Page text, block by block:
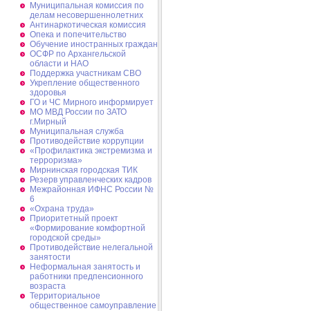
Муниципальная комиссия по
делам несовершеннолетних
Антинаркотическая комиссия
Опека и попечительство
Обучение иностранных граждан
ОСФР по Архангельской
области и НАО
Поддержка участникам СВО
Укрепление общественного
здоровья
ГО и ЧС Мирного информирует
МО МВД России по ЗАТО
г.Мирный
Муниципальная cлужба
Противодействие коррупции
«Профилактика экстремизма и
терроризма»
Мирнинская городская ТИК
Резерв управленческих кадров
Межрайонная ИФНС России №
6
«Охрана труда»
Приоритетный проект
«Формирование комфортной
городской среды»
Противодействие нелегальной
занятости
Неформальная занятость и
работники предпенсионного
возраста
Территориальное
общественное самоуправление